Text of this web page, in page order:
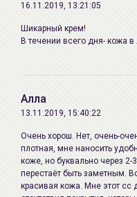
16.11.2019, 13:21:05
Шикарный крем!
В течении всего дня- кожа
Алла
13.11.2019, 15:40:22
Очень хорош. Нет, очень-
плотная, мне наносить
коже, но буквально через
перестаёт быть заметным.
красивая кожа. Мне этот сс